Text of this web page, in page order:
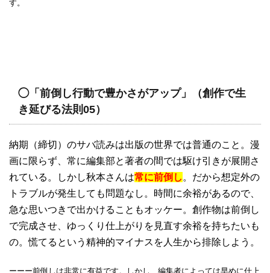
す。
◯「前倒し行動で豊かさがアップ」（創作で生
き延びる法則05）
納期（締切）のサバ読みは出版の世界では普通のこと。漫
画に限らず、常に編集部と著者の間では駆け引きが展開さ
れている。しかし秋本さんは常に前倒し 。だから想定外の
トラブルが発生しても問題なし。時間に余裕があるので、
急な思いつきで出かけることもオッケー。創作物は前倒し
で完成させ、ゆっくり仕上がりを見直す余裕を持ちたいも
の。慌てるという精神的マイナスを人生から排除しよう。
ーーー前倒しは非常に有益です。しかし、編集者によっては早めに仕上